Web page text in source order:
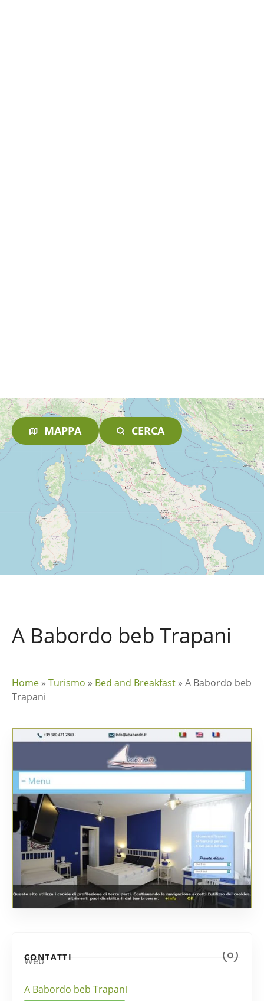
MAPPA CERCA
A Babordo beb Trapani
Home » Turismo » Bed and Breakfast » A Babordo beb
Trapani
CONTATTI
Web
A Babordo beb Trapani